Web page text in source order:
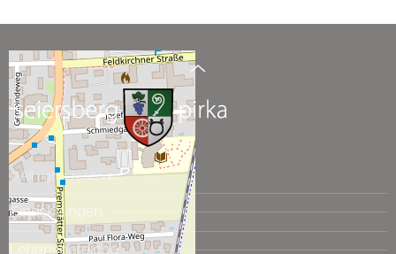
© All rights reserved.
Einrichtungen
Lebensbereiche